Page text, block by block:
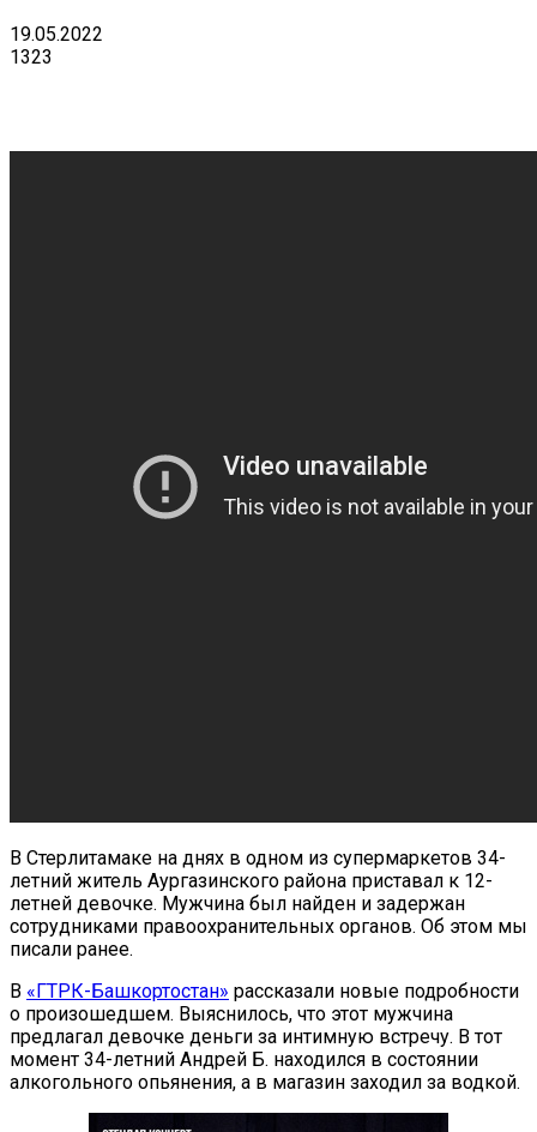
19.05.2022
1323
В Стерлитамаке на днях в одном из супермаркетов 34-
летний житель Аургазинского района приставал к 12-
летней девочке. Мужчина был найден и задержан
сотрудниками правоохранительных органов. Об этом мы
писали ранее.
В «ГТРК-Башкортостан» рассказали новые подробности
о произошедшем. Выяснилось, что этот мужчина
предлагал девочке деньги за интимную встречу. В тот
момент 34-летний Андрей Б. находился в состоянии
алкогольного опьянения, а в магазин заходил за водкой.